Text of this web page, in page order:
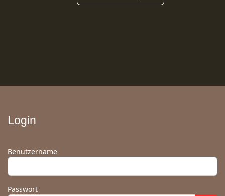
Login
Benutzername
Passwort